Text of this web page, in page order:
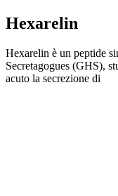
Hexarelin
Hexarelin è un peptide
Secretagogues (GHS),
acuto la secrezione di